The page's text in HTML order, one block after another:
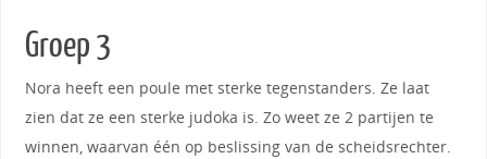
Groep 3
Nora heeft een poule met sterke tegenstanders. Ze laat
zien dat ze een sterke judoka is. Zo weet ze 2 partijen te
winnen, waarvan één op beslissing van de scheidsrechter.